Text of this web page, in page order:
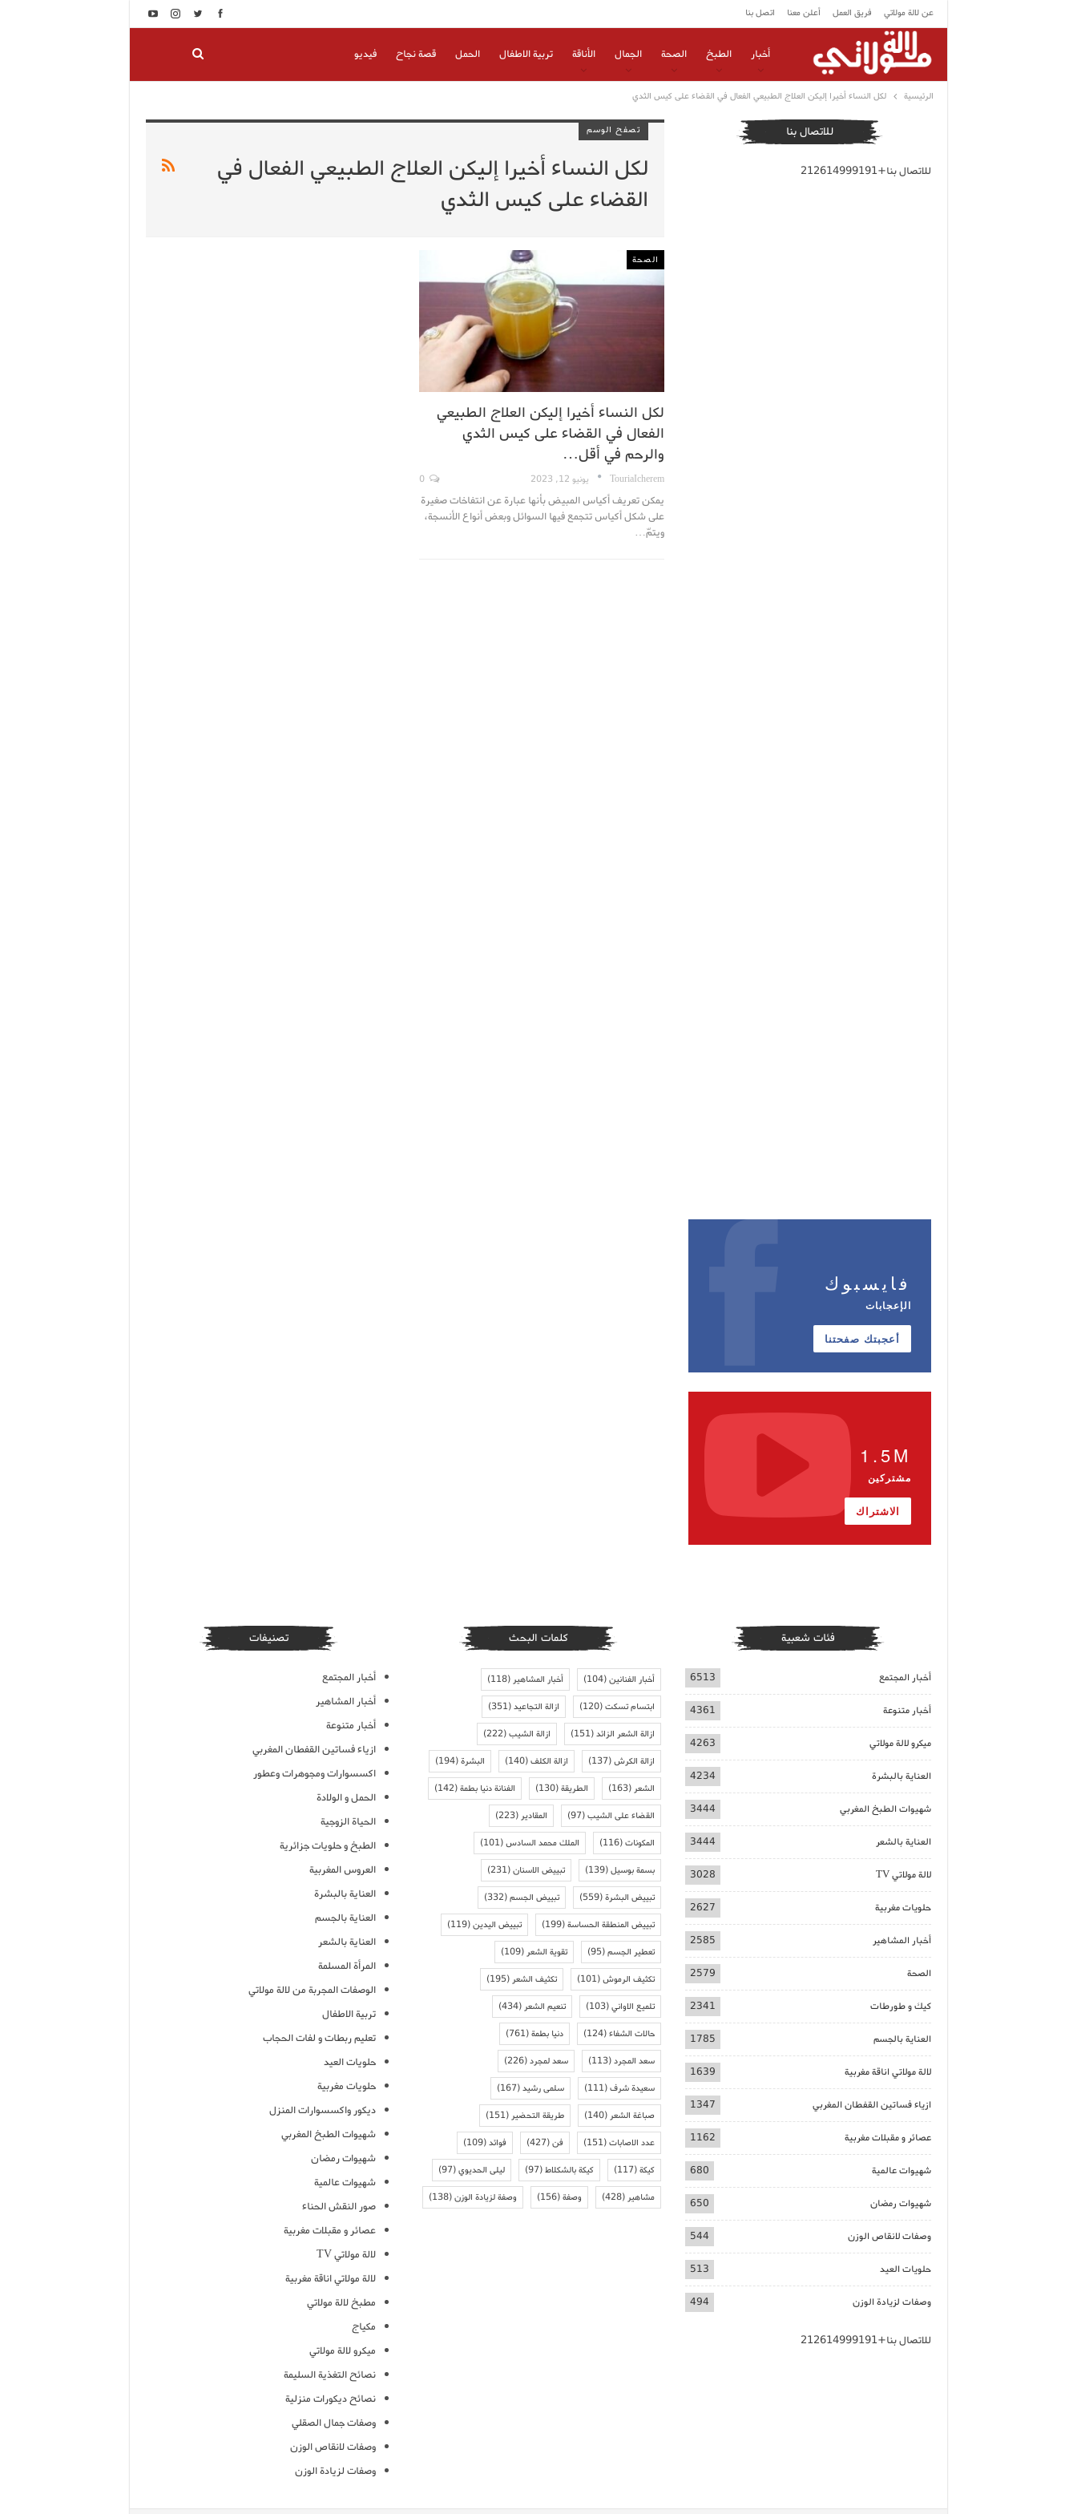
عن لالة مولاتي فريق العمل أعلن معنا اتصل بنا
أخبار الطبخ الصحة الجمال الأناقة تربية الاطفال الحمل قصة نجاح فيديو
الرئيسية لكل النساء أخيرا إليكن العلاج الطبيعي الفعال في القضاء على كيس الثدي
تصفح الوسم
لكل النساء أخيرا إليكن العلاج الطبيعي الفعال في
القضاء على كيس الثدي
الصحة
لكل النساء أخيرا إليكن العلاج الطبيعي
الفعال في القضاء على كيس الثدي
والرحم في أقل…
TouriaIcherem يونيو 12, 2023
يمكن تعريف أكياس المبيض بأنها عبارة عن انتفاخات صغيرة
على شكل أكياس تتجمع فيها السوائل وبعض أنواع الأنسجة،
ويتمّ…
للاتصال بنا
للاتصال بنا+212614999191
فايسبوك
الإعجابات
أعجبتك صفحتنا
1.5M
مشتركين
الاشتراك
فئات شعبية
أخبار المجتمع 6513
أخبار متنوعة 4361
ميكرو لالة مولاتي 4263
العناية بالبشرة 4234
شهيوات الطبخ المغربي 3444
العناية بالشعر 3444
لالة مولاتي TV 3028
حلويات مغربية 2627
أخبار المشاهير 2585
الصحة 2579
كيك و طورطات 2341
العناية بالجسم 1785
لالة مولاتي اناقة مغربية 1639
ازياء فساتين القفطان المغربي 1347
عصائر و مقبلات مغربية 1162
شهيوات عالمية 680
شهيوات رمضان 650
وصفات لانقاص الوزن 544
حلويات العيد 513
وصفات لزيادة الوزن 494
للاتصال بنا+212614999191
كلمات البحث
أخبار الفنانين(104) أخبار المشاهير(118)
ابتسام تسكت(120) ازالة التجاعيد(351)
ازالة الشعر الزائد(151) ازالة الشيب(222)
ازالة الكرش(137) ازالة الكلف(140) البشرة(194)
الشعر(163) الطريقة(130) الفنانة دنيا بطمة(142)
القضاء على الشيب(97) المقادير(223)
المكونات(116) الملك محمد السادس(101)
بسمة بوسيل(139) تبييض الاسنان(231)
تبييض البشرة(559) تبييض الجسم(332)
تبييض المنطقة الحساسة(199) تبييض اليدين(119)
تعطير الجسم(95) تقوية الشعر(109)
تكثيف الرموش(101) تكثيف الشعر(195)
تلميع الاواني(103) تنعيم الشعر(434)
حالات الشفاء(124) دنيا بطمة(761)
سعد المجرد(113) سعد لمجرد(226)
سعيدة شرف(111) سلمى رشيد(167)
صباغة الشعر(140) طريقة التحضير(151)
عدد الاصابات(151) فن(427) فوائد(109)
كيكة(117) كيكة بالشكلاط(97) ليلى الحديوي(97)
مشاهير(428) وصفة(156) وصفة لزيادة الوزن(138)
تصنيفات
أخبار المجتمع
أخبار المشاهير
أخبار متنوعة
ازياء فساتين القفطان المغربي
اكسسوارات ومجوهرات وعطور
الحمل و الولادة
الحياة الزوجية
الطبخ و حلويات جزائرية
العروس المغربية
العناية بالبشرة
العناية بالجسم
العناية بالشعر
المرأة المسلمة
الوصفات المجربة من لالة مولاتي
تربية الاطفال
تعليم ربطات و لفات الحجاب
حلويات العيد
حلويات مغربية
ديكور واكسسوارات المنزل
شهيوات الطبخ المغربي
شهيوات رمضان
شهيوات عالمية
صور النقش الحناء
عصائر و مقبلات مغربية
لالة مولاتي TV
لالة مولاتي اناقة مغربية
مطبخ لالة مولاتي
مكياج
ميكرو لالة مولاتي
نصائح التغذية السليمة
نصائح ديكورات منزلية
وصفات جمال الصقلي
وصفات لانقاص الوزن
وصفات لزيادة الوزن